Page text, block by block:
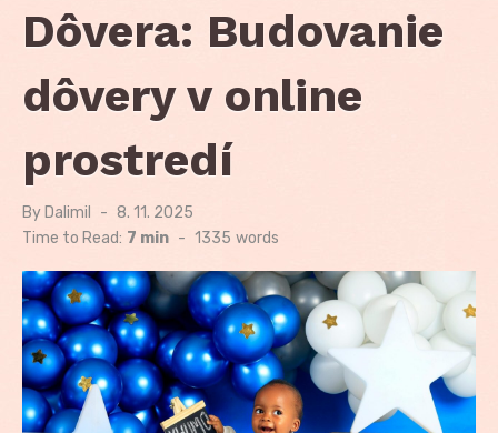
Dôvera: Budovanie
dôvery v online
prostredí
By Dalimil
Posted
on
8. 11. 2025
Time to Read: 7 min - 1335 words